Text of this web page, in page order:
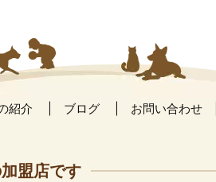
紹介 ブログ お問い合わせ
盟店です